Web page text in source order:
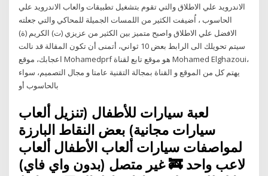
الاندرويد علي الاطلاق والتي تقوم بتشغيل تطبيقات والعاب الاندرويد علي
الحاسوب ، اُضيفت الكثير من اللمسات الجميلة للمحاكي والتي جعلته
الافضل علي الاطلاق واصبح متميز بين الكثير من عزيزي (ت) الكريم (ة)
سيتم تحويلك الى الرابط بعض 10 ثواني، أتمنى أن تكون المقالة قد نالت
اعجابك، موقع Mohamedprf هو موقع تابع لقناة Mohamed Elghazoui،
يهتم كل من الموقع و القناة بمجالة التقنية عامتا و مجال التصميم، سواء
بالحاسوب أو
لعبة سيارات للأطفال (تنزيل ألعاب
سيارات مجانية) بعض النقاط البارزة
لمواصفات سيارات ألعاب الأطفال ألعاب
لاعب واحد 🚒 غير متصل (بدون واي فاي)